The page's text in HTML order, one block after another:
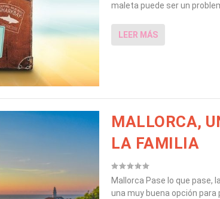
maleta puede ser un
LEER MÁS
MALLORCA,
LA FAMILIA
Mallorca Pase lo que pase,
una muy buena opción para